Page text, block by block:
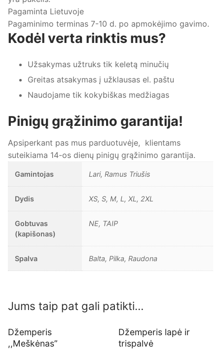
Pagaminta Lietuvoje
Pagaminimo terminas 7-10 d. po apmokėjimo gavimo.
Kodėl verta rinktis mus?
Užsakymas užtruks tik keletą minučių
Greitas atsakymas į užklausas el. paštu
Naudojame tik kokybiškas medžiagas
Pinigų grąžinimo garantija!
Apsiperkant pas mus parduotuvėje, klientams
suteikiama 14-os dienų pinigų grąžinimo garantija.
Gamintojas Lari, Ramus Triušis
Dydis XS, S, M, L, XL, 2XL
Gobtuvas
(kapišonas)
NE, TAIP
Spalva Balta, Pilka, Raudona
Jums taip pat gali patikti…
Džemperis
,,Meškėnas”
Džemperis lapė ir
trispalvė